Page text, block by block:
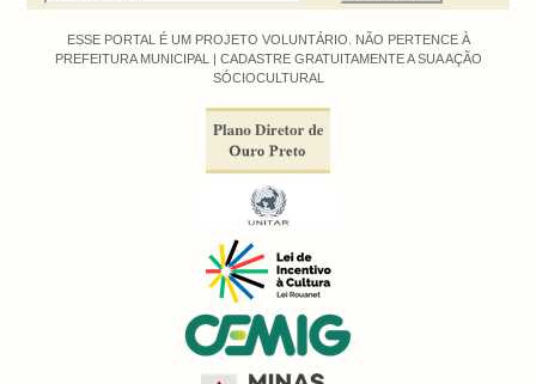
ESSE PORTAL É UM PROJETO VOLUNTÁRIO. NÃO PERTENCE À
PREFEITURA MUNICIPAL | CADASTRE GRATUITAMENTE A SUA AÇÃO
SÓCIOCULTURAL